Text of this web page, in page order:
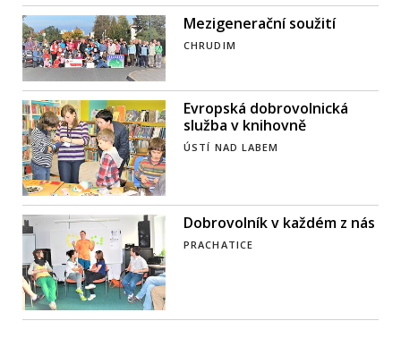
Mezigenerační soužití
CHRUDIM
Evropská dobrovolnická
služba v knihovně
ÚSTÍ NAD LABEM
Dobrovolník v každém z nás
PRACHATICE